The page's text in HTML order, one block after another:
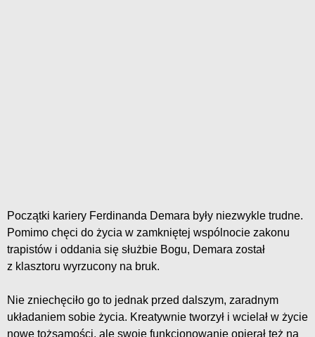
Początki kariery Ferdinanda Demara były niezwykle trudne.
Pomimo chęci do życia w zamkniętej wspólnocie zakonu
trapistów i oddania się służbie Bogu, Demara został
z klasztoru wyrzucony na bruk.
Nie zniechęciło go to jednak przed dalszym, zaradnym
układaniem sobie życia. Kreatywnie tworzył i wcielał w życie
nowe tożsamości, ale swoje funkcjonowanie opierał też na